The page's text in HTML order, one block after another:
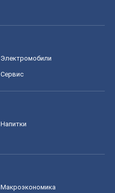
Электромобили
Сервис
Напитки
Mакроэкономика